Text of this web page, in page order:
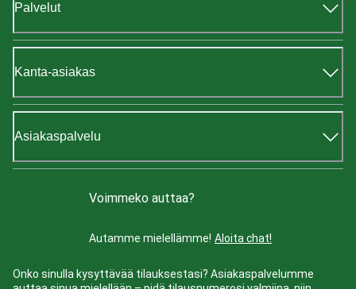
Palvelut
Kanta-asiakas
Asiakaspalvelu
Voimmeko auttaa?
Autamme mielellämme! Aloita chat!
Onko sinulla kysyttävää tilauksestasi? Asiakaspalvelumme